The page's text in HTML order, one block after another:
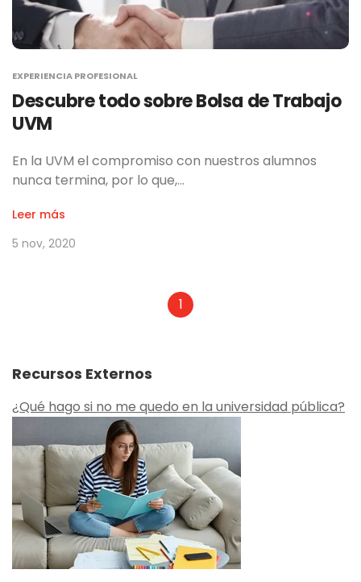
EXPERIENCIA PROFESIONAL
Descubre todo sobre Bolsa de Trabajo
UVM
En la UVM el compromiso con nuestros alumnos
nunca termina, por lo que,…
Leer más
5 nov, 2020
1
Recursos Externos
¿Qué hago si no me quedo en la universidad pública?